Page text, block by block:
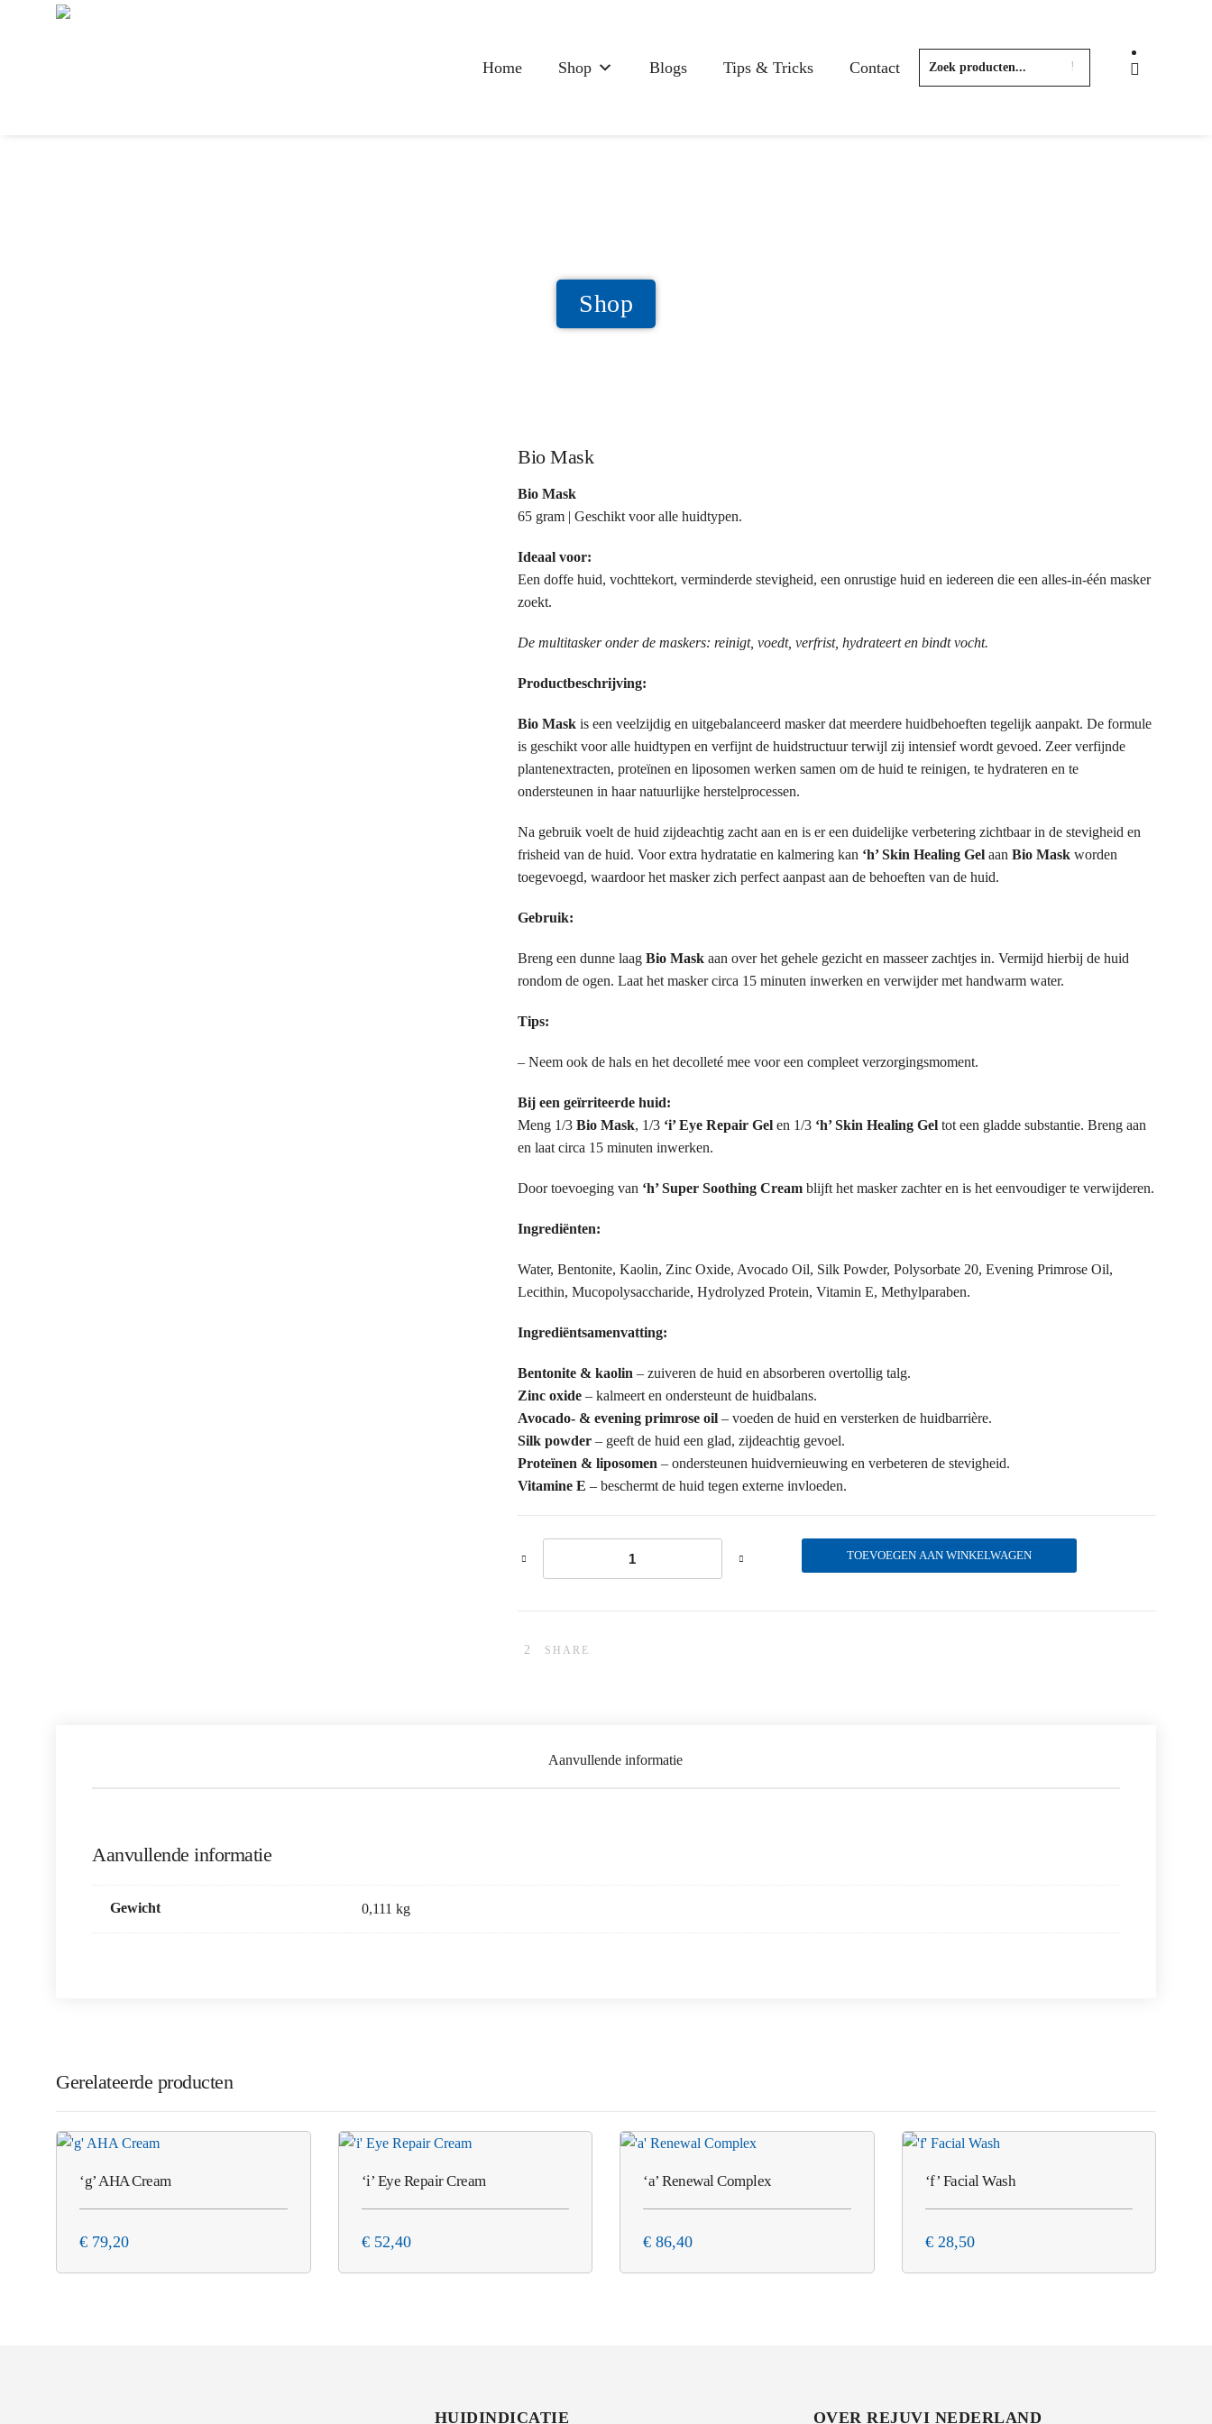
Home Shop Blogs Tips & Tricks Contact
Shop
Bio Mask
Bio Mask
65 gram | Geschikt voor alle huidtypen.
Ideaal voor:
Een doffe huid, vochttekort, verminderde stevigheid, een onrustige huid en iedereen die een alles-in-één masker
zoekt.
De multitasker onder de maskers: reinigt, voedt, verfrist, hydrateert en bindt vocht.
Productbeschrijving:
Bio Mask is een veelzijdig en uitgebalanceerd masker dat meerdere huidbehoeften tegelijk aanpakt. De formule
is geschikt voor alle huidtypen en verfijnt de huidstructuur terwijl zij intensief wordt gevoed. Zeer verfijnde
plantenextracten, proteïnen en liposomen werken samen om de huid te reinigen, te hydrateren en te
ondersteunen in haar natuurlijke herstelprocessen.
Na gebruik voelt de huid zijdeachtig zacht aan en is er een duidelijke verbetering zichtbaar in de stevigheid en
frisheid van de huid. Voor extra hydratatie en kalmering kan ‘h’ Skin Healing Gel aanBio Mask worden
toegevoegd, waardoor het masker zich perfect aanpast aan de behoeften van de huid.
Gebruik:
Breng een dunne laagBio Mask aan over het gehele gezicht en masseer zachtjes in. Vermijd hierbij de huid
rondom de ogen. Laat het masker circa 15 minuten inwerken en verwijder met handwarm water.
Tips:
– Neem ook de hals en het decolleté mee voor een compleet verzorgingsmoment.
Bij een geïrriteerde huid:
Meng 1/3Bio Mask, 1/3 ‘i’ Eye Repair Gel en 1/3 ‘h’ Skin Healing Gel tot een gladde substantie. Breng aan
en laat circa 15 minuten inwerken.
Door toevoeging van ‘h’ Super Soothing Cream blijft het masker zachter en is het eenvoudiger te verwijderen.
Ingrediënten:
Water, Bentonite, Kaolin, Zinc Oxide, Avocado Oil, Silk Powder, Polysorbate 20, Evening Primrose Oil,
Lecithin, Mucopolysaccharide, Hydrolyzed Protein, Vitamin E, Methylparaben.
Ingrediëntsamenvatting:
Bentonite & kaolin – zuiveren de huid en absorberen overtollig talg.
Zinc oxide – kalmeert en ondersteunt de huidbalans.
Avocado- & evening primrose oil – voeden de huid en versterken de huidbarrière.
Silk powder – geeft de huid een glad, zijdeachtig gevoel.
Proteïnen & liposomen – ondersteunen huidvernieuwing en verbeteren de stevigheid.
Vitamine E – beschermt de huid tegen externe invloeden.
TOEVOEGEN AAN WINKELWAGEN
SHARE
Aanvullende informatie
Aanvullende informatie
Gewicht 0,111 kg
Gerelateerde producten
‘g’ AHA Cream
€ 79,20
‘i’ Eye Repair Cream
€52,40
‘a’ Renewal Complex
€ 86,40
‘f’ Facial Wash
€28,50
HUIDINDICATIE OVER REJUVI NEDERLAND